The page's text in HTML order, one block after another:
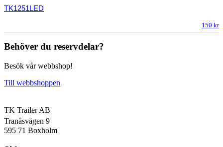
TK1251LED
150 kr
Behöver du reservdelar?
Besök vår webbshop!
Till webbshoppen
TK Trailer AB
Tranåsvägen 9
595 71 Boxholm